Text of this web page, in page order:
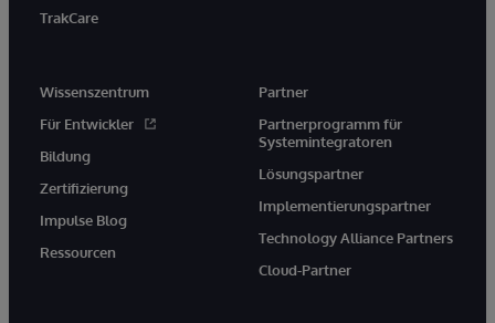
TrakCare
Wissenszentrum
Für Entwickler
Bildung
Zertifizierung
Impulse Blog
Ressourcen
Partner
Partnerprogramm für
Systemintegratoren
Lösungspartner
Implementierungspartner
Technology Alliance Partners
Cloud-Partner